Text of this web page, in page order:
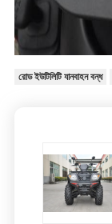
রোড ইউটিলিটি যানবাহন বন্ধ